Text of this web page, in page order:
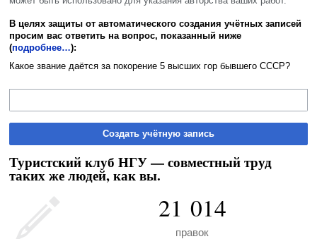
В целях защиты от автоматического создания учётных записей
просим вас ответить на вопрос, показанный ниже
(подробнее…):
Какое звание даётся за покорение 5 высших гор бывшего СССР?
Создать учётную запись
Туристский клуб НГУ — совместный труд
таких же людей, как вы.
21 014
правок